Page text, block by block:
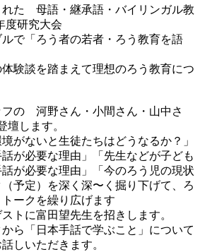
れた 母語・継承語・バイリンガル教
度研究大会
で「ろう者の若者・ろう教育を語
験談を踏まえて理想のろう教育につ
フの 河野さん・小間さん・山中さ
壇します。
がないと生徒たちはどうなるか？」
話が必要な理由」「先生などが子ども
が必要な理由」「今のろう児の現状
予定）を深く深〜く掘り下げて、ろ
ークを繰り広げます
トに富田望先生を招きします。
ら「日本手話で学ぶこと」について
しいただきます。